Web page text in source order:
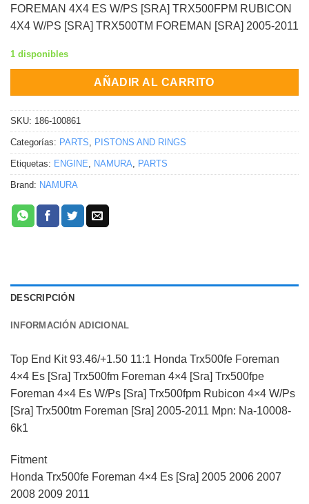
FOREMAN 4X4 ES W/PS [SRA] TRX500FPM RUBICON
4X4 W/PS [SRA] TRX500TM FOREMAN [SRA] 2005-2011
1 disponibles
AÑADIR AL CARRITO
SKU: 186-100861
Categorías: PARTS PISTONS AND RINGS
Etiquetas: ENGINE NAMURA PARTS
Brand: NAMURA
DESCRIPCIÓN
INFORMACIÓN ADICIONAL
Top End Kit 93.46/+1.50 11:1 Honda Trx500fe Foreman
4×4 Es [Sra] Trx500fm Foreman 4×4 [Sra] Trx500fpe
Foreman 4×4 Es W/Ps [Sra] Trx500fpm Rubicon 4×4 W/Ps
[Sra] Trx500tm Foreman [Sra] 2005-2011 Mpn: Na-10008-
6k1
Fitment
Honda Trx500fe Foreman 4×4 Es [Sra] 2005 2006 2007
2008 2009 2011